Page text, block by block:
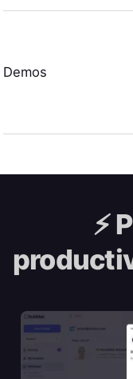
Demos
⚡️